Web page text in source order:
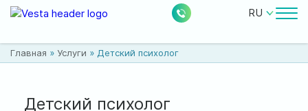
RU
Врачи
Цены
Главная » Услуги » Детский психолог
Детский психолог